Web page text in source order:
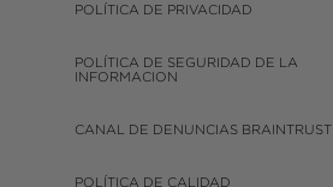
POLÍTICA DE PRIVACIDAD
POLÍTICA DE SEGURIDAD DE LA
INFORMACION
CANAL DE DENUNCIAS BRAINTRUST
POLÍTICA DE CALIDAD